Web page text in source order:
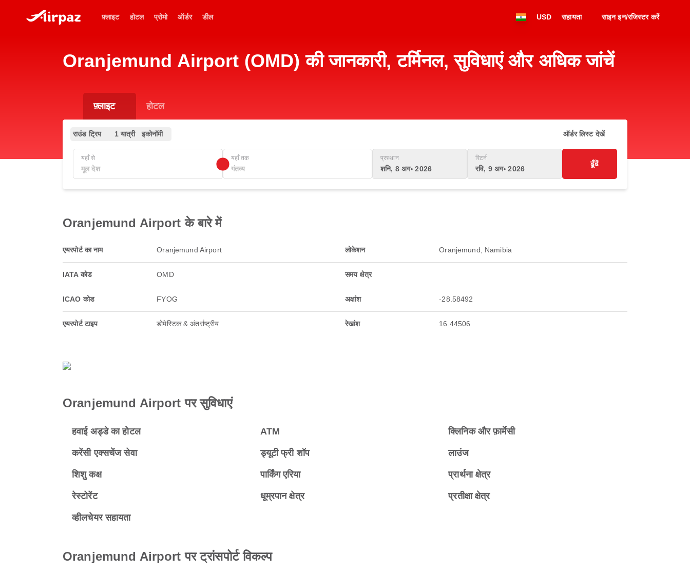
फ़्लाइट होटल प्रोमो ऑर्डर डील USD सहायता साइन इन/रजिस्टर करें
Oranjemund Airport (OMD) की जानकारी, टर्मिनल, सुविधाएं और अधिक जांचें
फ़्लाइट होटल
राउंड ट्रिप 1 यात्री इकोनॉमी ऑर्डर लिस्ट देखें
यहाँ से यहाँ तक प्रस्थान
शनि, 8 अग॰ 2026
रिटर्न
रवि, 9 अग॰ 2026
ढूँढें
Oranjemund Airport के बारे में
एयरपोर्ट का नाम Oranjemund Airport
IATA कोड OMD
ICAO कोड FYOG
एयरपोर्ट टाइप डोमेस्टिक & अंतर्राष्ट्रीय
लोकेशन Oranjemund, Namibia
समय क्षेत्र
अक्षांश -28.58492
रेखांश 16.44506
Oranjemund Airport पर सुविधाएं
हवाई अड्डे का होटल ATM क्लिनिक और फ़ार्मेसी
करेंसी एक्सचेंज सेवा ड्यूटी फ्री शॉप लाउंज
शिशु कक्ष पार्किंग एरिया प्रार्थना क्षेत्र
रेस्टोरेंट धूम्रपान क्षेत्र प्रतीक्षा क्षेत्र
व्हीलचेयर सहायता
Oranjemund Airport पर ट्रांसपोर्ट विकल्प